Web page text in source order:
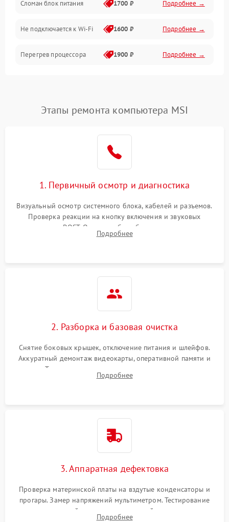
Сломан блок питания 1700 ₽ Подробнее →
Не подключается к Wi-Fi 1600 ₽ Подробнее →
Перегрев процессора 1900 ₽ Подробнее →
Проблемы с
подключением внешних
1400 ₽ Подробнее →
1700 ₽
Ошибки в работе
оперативной памяти
1500 ₽ Подробнее →
Не распознается USB-порт 1300 ₽ Подробнее →
Этапы ремонта компьютера MSI
1. Первичный осмотр и диагностика
Визуальный осмотр системного блока, кабелей и разъемов.
Проверка реакции на кнопку включения и звуковых
сигналов POST. Оценка работы блока питания для
локализации базовых неисправностей без полного разбора.
Подробнее
2. Разборка и базовая очистка
Снятие боковых крышек, отключение питания и шлейфов.
Аккуратный демонтаж видеокарты, оперативной памяти и
кулеров. Тщательная очистка корпуса и радиаторов от пыли
с помощью сжатого воздуха для предотвращения
Подробнее
3. Аппаратная дефектовка
Проверка материнской платы на вздутые конденсаторы и
прогары. Замер напряжений мультиметром. Тестирование
оперативной памяти и накопителей с помощью
Подробнее